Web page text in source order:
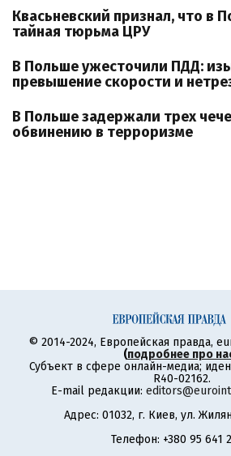
Квасьневский признал, что в
тайная тюрьма ЦРУ
В Польше ужесточили ПДД:
превышение скорости и
В Польше задержали трех
обвинению в терроризме
© 2014-2024, Европейская правда,
(подробнее про
Субъект в сфере онлайн-медиа;
R40-02162.
E-mail редакции:
Адрес: 01032, г. Киев, ул.
Телефон: +380 95 641